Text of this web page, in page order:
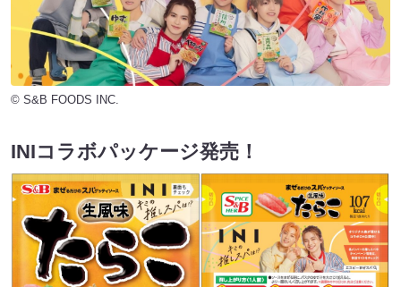
© S&B FOODS INC.
INIコラボパッケージ発売！